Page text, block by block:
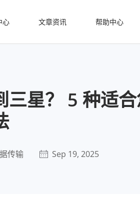
心 文章资讯 帮助中心
星？ 5 种适
传输 Sep 19, 2025